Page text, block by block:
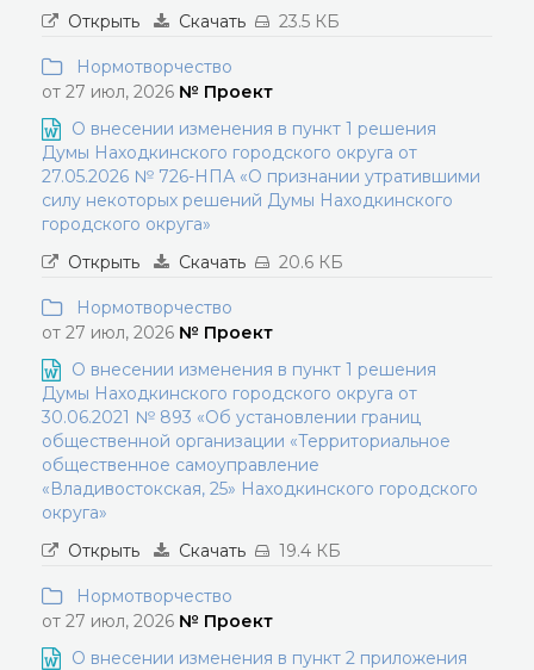
Открыть
Скачать 23.5 КБ
Нормотворчество
от 27 июл, 2026 № Проект
О внесении изменения в пункт 1 решения
Думы Находкинского городского округа от
27.05.2026 № 726-НПА «О признании утратившими
силу некоторых решений Думы Находкинского
городского округа»
Открыть
Скачать 20.6 КБ
Нормотворчество
от 27 июл, 2026 № Проект
О внесении изменения в пункт 1 решения
Думы Находкинского городского округа от
30.06.2021 № 893 «Об установлении границ
общественной организации «Территориальное
общественное самоуправление
«Владивостокская, 25» Находкинского городского
округа»
Открыть
Скачать 19.4 КБ
Нормотворчество
от 27 июл, 2026 № Проект
О внесении изменения в пункт 2 приложения